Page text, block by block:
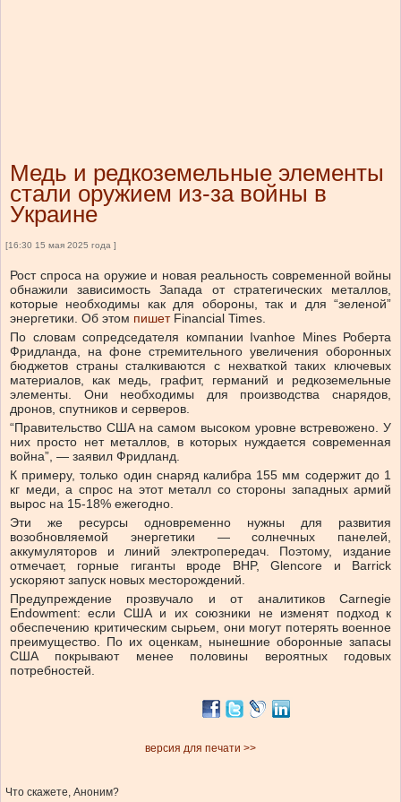
Медь и редкоземельные элементы
стали оружием из-за войны в
Украине
[16:30 15 мая 2025 года ]
Рост спроса на оружие и новая реальность современной войны
обнажили зависимость Запада от стратегических металлов,
которые необходимы как для обороны, так и для “зеленой”
энергетики. Об этом пишетFinancial Times.
По словам сопредседателя компании Ivanhoe Mines Роберта
Фридланда, на фоне стремительного увеличения оборонных
бюджетов страны сталкиваются с нехваткой таких ключевых
материалов, как медь, графит, германий и редкоземельные
элементы. Они необходимы для производства снарядов,
дронов, спутников и серверов.
“Правительство США на самом высоком уровне встревожено. У
них просто нет металлов, в которых нуждается современная
война”, — заявил Фридланд.
К примеру, только один снаряд калибра 155 мм содержит до 1
кг меди, а спрос на этот металл со стороны западных армий
вырос на 15-18% ежегодно.
Эти же ресурсы одновременно нужны для развития
возобновляемой энергетики — солнечных панелей,
аккумуляторов и линий электропередач. Поэтому, издание
отмечает, горные гиганты вроде BHP, Glencore и Barrick
ускоряют запуск новых месторождений.
Предупреждение прозвучало и от аналитиков Carnegie
Endowment: если США и их союзники не изменят подход к
обеспечению критическим сырьем, они могут потерять военное
преимущество. По их оценкам, нынешние оборонные запасы
США покрывают менее половины вероятных годовых
потребностей.
версия для печати >>
Что скажете, Аноним?